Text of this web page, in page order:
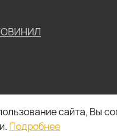
сайта, Вы
Подробнее